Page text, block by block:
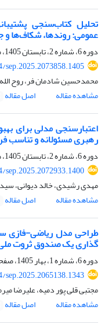
تحلیل کتاب‌سنجی
عمومی: روندها، شکاف‌ها
دوره 6، شماره 2، تابستان 1405، صفحه
sep.2025.2073858.1405
محمدحسین شادمان فر، روح
مشاهده مقاله
اصل مقاله
اعتبارسنجی مدلی برای
رهبری مسئولانه و تناسب
دوره 6، شماره 2، تابستان 1405، صفحه
sep.2025.2072933.1400
مهدی رشیدی، خالد دیوانی،
مشاهده مقاله
اصل مقاله
طراحی مدل ریاضی-فازی
گذاری یک صندوق ثروت
دوره 6، شماره 1، بهار 1405، صفحه
sep.2025.2065138.1343
مجتبی قلی پور دمیه، علیرضا
مشاهده مقاله
اصل مقاله